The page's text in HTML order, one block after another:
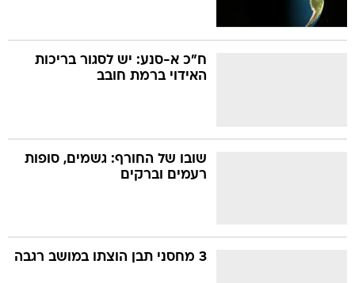
ח"כ א-סנע: יש לסגור בריכות
האידוי ברמת חובב
שובו של החורף: גשמים, סופות
רעמים וברקים
3 מחסני תבן הוצתו במושב רגבה